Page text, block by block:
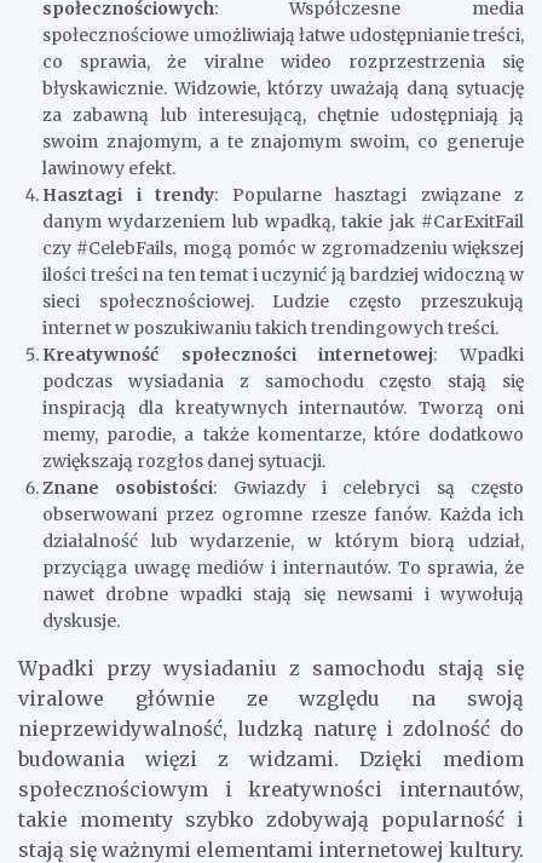
społecznościowych: Współczesne media
społecznościowe umożliwiają łatwe udostępnianie treści,
co sprawia, że viralne wideo rozprzestrzenia się
błyskawicznie. Widzowie, którzy uważają daną sytuację
za zabawną lub interesującą, chętnie udostępniają ją
swoim znajomym, a te znajomym swoim, co generuje
lawinowy efekt.
Hasztagi i trendy: Popularne hasztagi związane z
danym wydarzeniem lub wpadką, takie jak #CarExitFail
czy #CelebFails, mogą pomóc w zgromadzeniu większej
ilości treści na ten temat i uczynić ją bardziej widoczną w
sieci społecznościowej. Ludzie często przeszukują
internet w poszukiwaniu takich trendingowych treści.
Kreatywność społeczności internetowej: Wpadki
podczas wysiadania z samochodu często stają się
inspiracją dla kreatywnych internautów. Tworzą oni
memy, parodie, a także komentarze, które dodatkowo
zwiększają rozgłos danej sytuacji.
Znane osobistości: Gwiazdy i celebryci są często
obserwowani przez ogromne rzesze fanów. Każda ich
działalność lub wydarzenie, w którym biorą udział,
przyciąga uwagę mediów i internautów. To sprawia, że
nawet drobne wpadki stają się newsami i wywołują
dyskusje.
Wpadki przy wysiadaniu z samochodu stają się
viralowe głównie ze względu na swoją
nieprzewidywalność, ludzką naturę i zdolność do
budowania więzi z widzami. Dzięki mediom
społecznościowym i kreatywności internautów,
takie momenty szybko zdobywają popularność i
stają się ważnymi elementami internetowej kultury.